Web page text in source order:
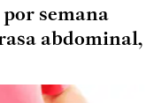
semana
abdominal,